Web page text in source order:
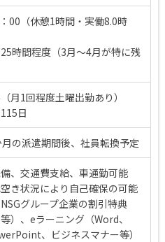
00（休憩1時間・実働8.0時
時間程度（3月～4月が特に残
月1回程度土曜出勤あり）
日
の派遣期間後、社員転換予定
、交通費支給、車通勤可能
空き状況により自己確保の可能
グループ企業の割引特典
等）、eラーニング（Word、
、ビジネスマナー等）